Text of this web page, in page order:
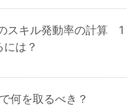
スキル発動率の計算 1
は？
何を取るべき？